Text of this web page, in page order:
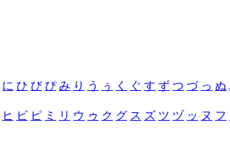
に ひ び ぴ み り う ぅ く ぐ す ず つ づ っ ぬ
ヒ ビ ピ ミ リ ウ ゥ ク グ ス ズ ツ ヅ ッ ヌ フ